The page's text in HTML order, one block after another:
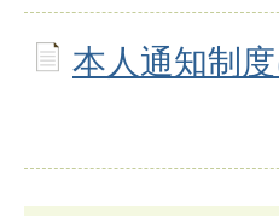
本人通知制